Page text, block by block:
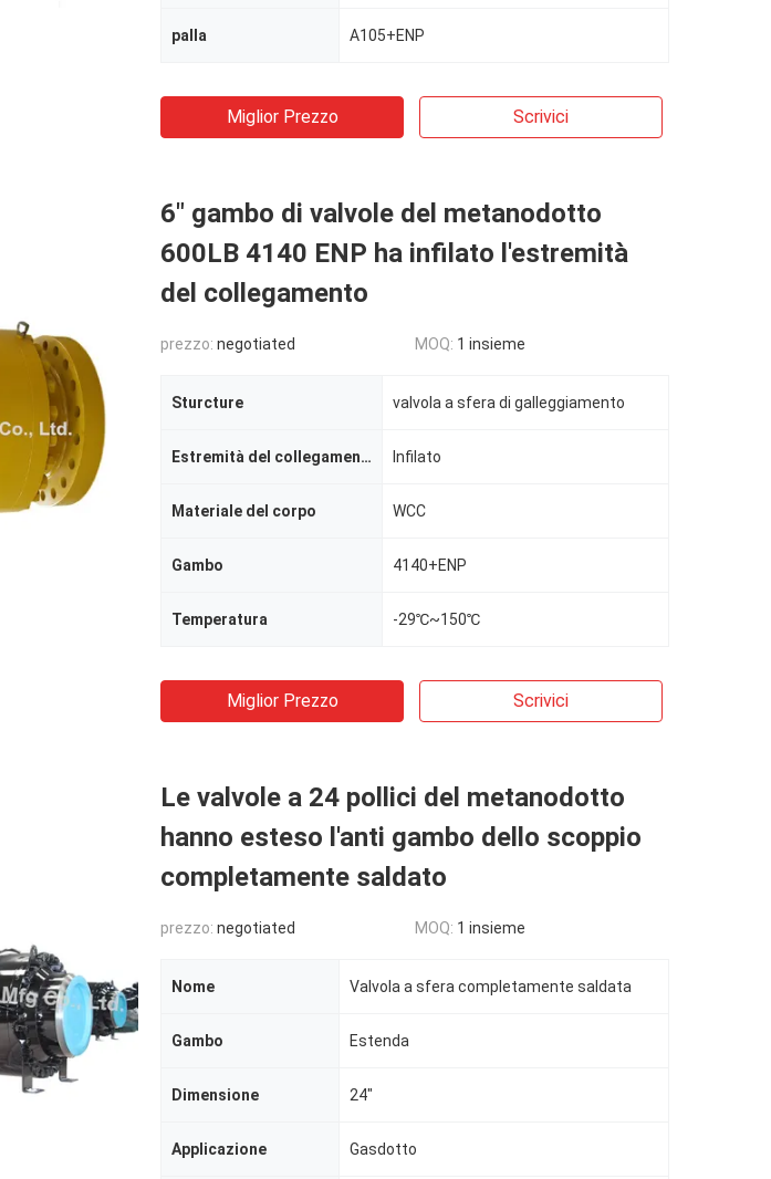
palla A105+ENP
Miglior Prezzo Scrivici
6" gambo di valvole del metanodotto
600LB 4140 ENP ha infilato l'estremità
del collegamento
prezzo: negotiated MOQ: 1 insieme
Sturcture valvola a sfera di galleggiamento
Estremità del collegamento Infilato
Materiale del corpo WCC
Gambo 4140+ENP
Temperatura -29℃~150℃
Miglior Prezzo Scrivici
Le valvole a 24 pollici del metanodotto
hanno esteso l'anti gambo dello scoppio
completamente saldato
prezzo: negotiated MOQ: 1 insieme
Nome Valvola a sfera completamente saldata
Gambo Estenda
Dimensione 24"
Applicazione Gasdotto